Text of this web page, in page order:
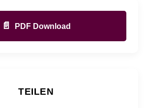
📄 PDF Download
TEILEN